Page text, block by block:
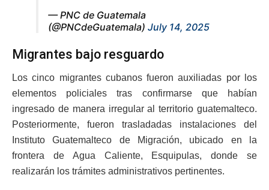
— PNC de Guatemala
(@PNCdeGuatemala) July 14, 2025
Migrantes bajo resguardo
Los cinco migrantes cubanos fueron auxiliadas por los
elementos policiales tras confirmarse que habían
ingresado de manera irregular al territorio guatemalteco.
Posteriormente, fueron trasladadas instalaciones del
Instituto Guatemalteco de Migración, ubicado en la
frontera de Agua Caliente, Esquipulas, donde se
realizarán los trámites administrativos pertinentes.